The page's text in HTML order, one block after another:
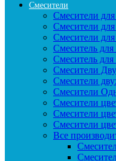
Смесители
Смесители
Смесители
Смесители
Смеситель
Смеситель
Смесители
Смесители
Смесители
Смесители
Смесители
Смесители
Все